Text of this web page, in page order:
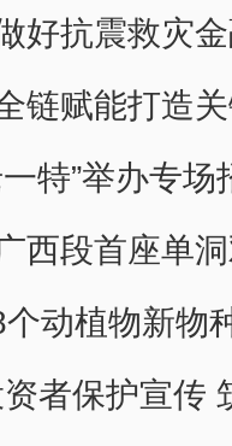
好抗震救灾
链赋能打造
特”举办专
西段首座单
动植物新物
资者保护宣传